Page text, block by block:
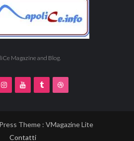
Magazine and Blog.
Theme : VMagazine Lite
Contatti